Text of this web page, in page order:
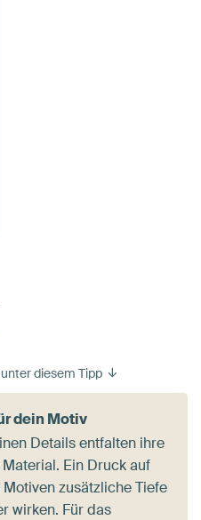
diesem Tipp
dein Motiv
Details entfalten ihre
Ein Druck auf
zusätzliche Tiefe
wirken. Für das